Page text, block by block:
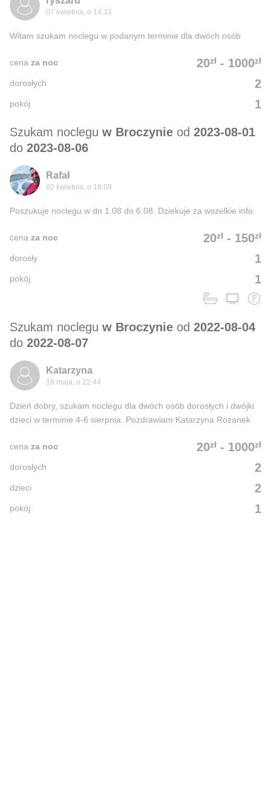
07 kwietnia, o 14:33
Witam szukam noclegu w podanym terminie dla dwóch osób
20zł - 1000zł
cena za noc
2
dorosłych
1
pokój
Szukam noclegu w Broczynie od 2023-08-01
do 2023-08-06
Rafał
02 kwietnia, o 18:09
Poszukuje noclegu w dn 1.08 do 6.08. Dziekuje za wszelkie info.
20zł - 150zł
cena za noc
1
dorosły
1
pokój
Szukam noclegu w Broczynie od 2022-08-04
do 2022-08-07
Katarzyna
16 maja, o 22:44
Dzień dobry, szukam noclegu dla dwóch osób dorosłych i dwójki
dzieci w terminie 4-6 sierpnia. Pozdrawiam Katarzyna Różanek
20zł - 1000zł
cena za noc
2
dorosłych
2
dzieci
1
pokój